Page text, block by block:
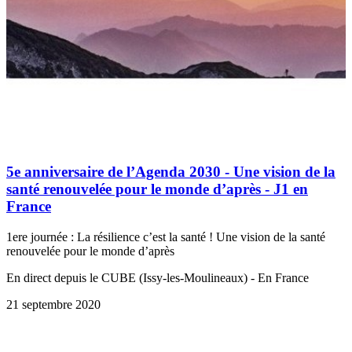
5e anniversaire de l’Agenda 2030 - Une vision de la
santé renouvelée pour le monde d’après - J1 en
France
1ere journée : La résilience c’est la santé ! Une vision de la santé
renouvelée pour le monde d’après
En direct depuis le CUBE (Issy-les-Moulineaux) - En France
21 septembre 2020